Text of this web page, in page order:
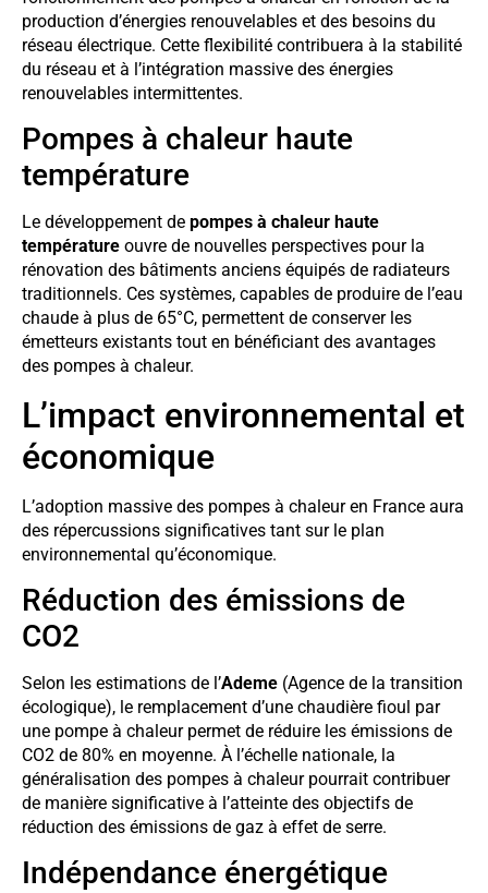
production d’énergies renouvelables et des besoins du
réseau électrique. Cette flexibilité contribuera à la stabilité
du réseau et à l’intégration massive des énergies
renouvelables intermittentes.
Pompes à chaleur haute
température
Le développement de pompes à chaleur haute
température ouvre de nouvelles perspectives pour la
rénovation des bâtiments anciens équipés de radiateurs
traditionnels. Ces systèmes, capables de produire de l’eau
chaude à plus de 65°C, permettent de conserver les
émetteurs existants tout en bénéficiant des avantages
des pompes à chaleur.
L’impact environnemental et
économique
L’adoption massive des pompes à chaleur en France aura
des répercussions significatives tant sur le plan
environnemental qu’économique.
Réduction des émissions de
CO2
Selon les estimations de l’Ademe (Agence de la transition
écologique), le remplacement d’une chaudière fioul par
une pompe à chaleur permet de réduire les émissions de
CO2 de 80% en moyenne. À l’échelle nationale, la
généralisation des pompes à chaleur pourrait contribuer
de manière significative à l’atteinte des objectifs de
réduction des émissions de gaz à effet de serre.
Indépendance énergétique